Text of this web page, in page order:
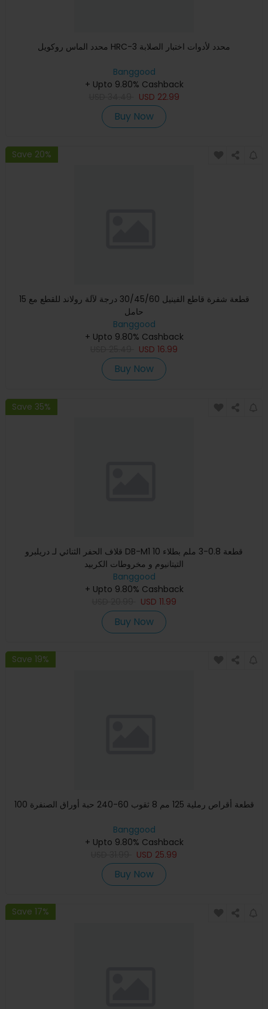
محدد الماس روكويل HRC-3 محدد لأدوات اختبار الصلابة
Banggood
+ Upto 9.80% Cashback
USD 22.99
Buy Now
Save 20%
15 قطعة شفرة قاطع الفينيل 30/45/60 درجة لآلة رولاند للقطع مع
حامل
Banggood
+ Upto 9.80% Cashback
USD 16.99
Buy Now
Save 35%
قلاف الحفر الثنائي لـ دريلبرو DB-M1 10 قطعة 0.8-3 ملم بطلاء
التيتانيوم و مخروطات الكربيد
Banggood
+ Upto 9.80% Cashback
USD 11.99
Buy Now
Save 19%
100 قطعة أقراص رملية 125 مم 8 ثقوب 60-240 حبة أوراق الصنفرة
Banggood
+ Upto 9.80% Cashback
USD 25.99
Buy Now
Save 17%